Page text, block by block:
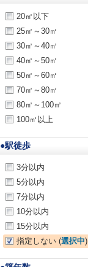
20㎡以下
25㎡～30㎡
30㎡～40㎡
40㎡～50㎡
50㎡～60㎡
70㎡～80㎡
80㎡～100㎡
100㎡以上
●駅徒歩
3分以内
5分以内
7分以内
10分以内
15分以内
指定しない (選択中)